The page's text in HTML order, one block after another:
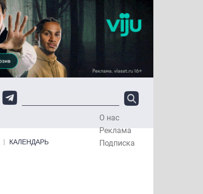
О нас
Реклама
Подписка
КАЛЕНДАРЬ